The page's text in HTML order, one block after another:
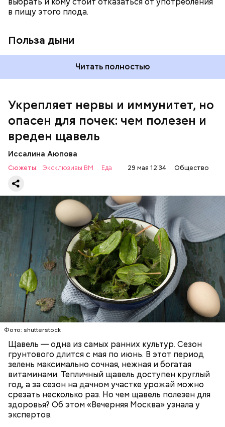
в пищу этого плода.
Польза дыни
Читать полностью
Укрепляет нервы и иммунитет, но
опасен для почек: чем полезен и
вреден щавель
Иссалина Аюпова
Сюжеты: Эксклюзивы ВМ Еда 29 мая 12:34 Общество
Фото: shutterstock
Щавель — одна из самых ранних культур. Сезон
грунтового длится с мая по июнь. В этот период
зелень максимально сочная, нежная и богатая
витаминами. Тепличный щавель доступен круглый
год, а за сезон на дачном участке урожай можно
срезать несколько раз. Но чем щавель полезен для
здоровья? Об этом «Вечерняя Москва» узнала у
экспертов.
Опасность же щавеля состоит в том, что он
содержит большое количество щавелевой кислоты,
которая может способствовать образованию
— Если человек уже болеет мочекаменной
болезнью, щавель ему не рекомендуется. При
артрите, гастрите, холецистите, синдроме
раздраженного кишечника, язвах и панкреатите
продукт тоже лучше исключить из рациона, —
предупредила врач. — Он может привести к
повышению кислотности желудка и раздражать
слизистые оболочки.
достаточно включать щавель в рацион несколько
раз в месяц. В небольших количествах в свежем
ЗДОРОВЬЕ ВРАЧИ
РАСТЕНИЯ
ПРОДУКТЫ